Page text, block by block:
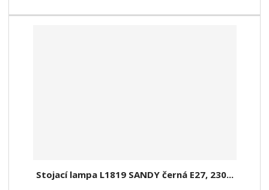
Stojací lampa L1819 SANDY černá E27, 230...